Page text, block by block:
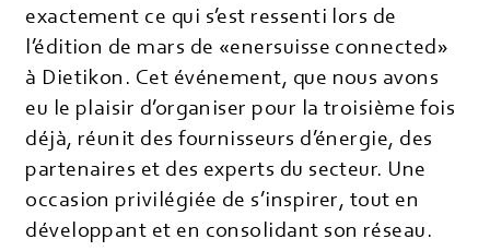
exactement ce qui s’est ressenti lors de
l’édition de mars de «enersuisse connected»
à Dietikon. Cet événement, que nous avons
eu le plaisir d’organiser pour la troisième fois
déjà, réunit des fournisseurs d’énergie, des
partenaires et des experts du secteur. Une
occasion privilégiée de s’inspirer, tout en
développant et en consolidant son réseau.